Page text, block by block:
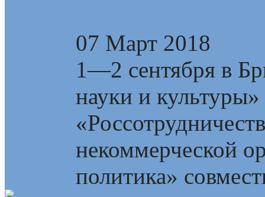
07 Март 2018
1—2 сентября в
науки и культуры»
некоммерческой
политика»